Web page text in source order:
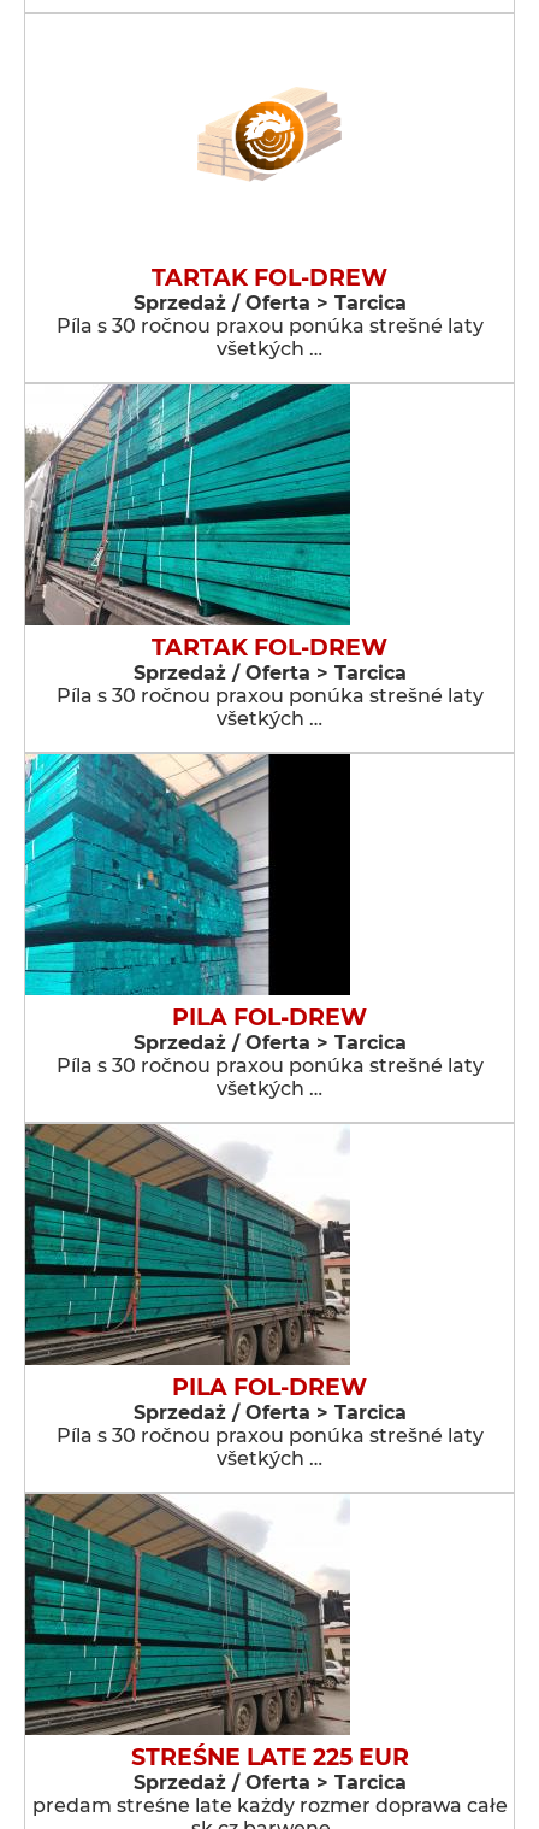
TARTAK FOL-DREW
Sprzedaż / Oferta > Tarcica
Píla s 30 ročnou praxou ponúka strešné laty
všetkých …
TARTAK FOL-DREW
Sprzedaż / Oferta > Tarcica
Píla s 30 ročnou praxou ponúka strešné laty
všetkých …
PILA FOL-DREW
Sprzedaż / Oferta > Tarcica
Píla s 30 ročnou praxou ponúka strešné laty
všetkých …
PILA FOL-DREW
Sprzedaż / Oferta > Tarcica
Píla s 30 ročnou praxou ponúka strešné laty
všetkých …
STREŚNE LATE 225 EUR
Sprzedaż / Oferta > Tarcica
predam streśne late każdy rozmer doprawa całe